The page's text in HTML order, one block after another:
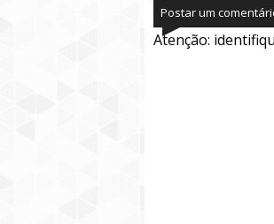
Postar um
Atenção: